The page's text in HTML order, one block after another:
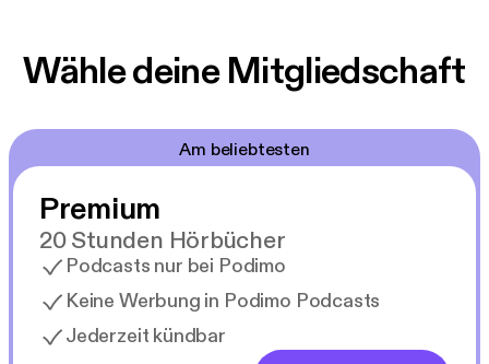
Wähle deine Mitgliedschaft
Am beliebtesten
Premium
20 Stunden Hörbücher
Podcasts nur bei Podimo
Keine Werbung in Podimo Podcasts
Jederzeit kündbar